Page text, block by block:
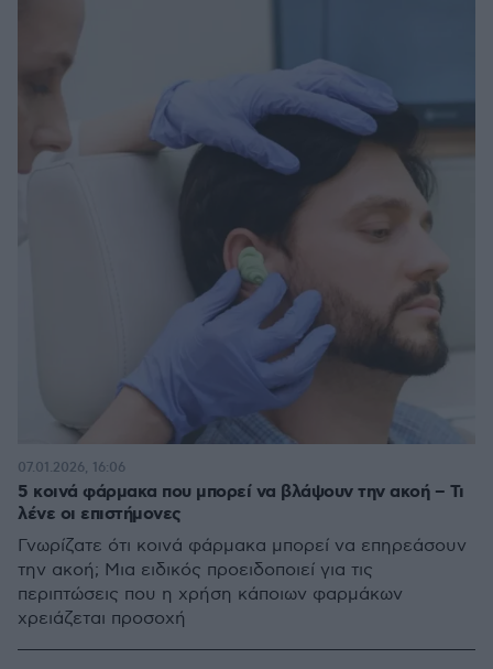
5 κοινά φάρμακα που μπορεί να βλάψουν την ακοή – Τι
λένε οι επιστήμονες
Γνωρίζατε ότι κοινά φάρμακα μπορεί να επηρεάσουν
την ακοή; Μια ειδικός προειδοποιεί για τις
περιπτώσεις που η χρήση κάποιων φαρμάκων
χρειάζεται προσοχή
07.01.2026, 16:06